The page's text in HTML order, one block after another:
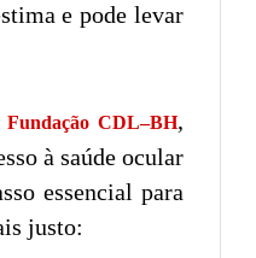
e pode levar
Fundação CDL–BH,
à saúde ocular
essencial para
justo: